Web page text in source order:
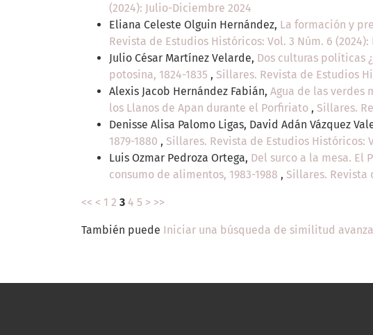
(2024): Julio-Diciembre 2024
Eliana Celeste Olguin Hernández, La formación y
Revista de Estudios Históricos: Vol. 3 Núm. 6 (2024):
Julio César Martínez Velarde, Dos culturas políticas
potosina, 1824-1835 , Sillares. Revista de Estudios
Alexis Jacob Hernández Fabián, Agua de las verdes
los Llanos de Apan durante el Porfiriato , Sillares.
Denisse Alisa Palomo Ligas, David Adán Vázquez
1879-1880 , Sillares. Revista de Estudios Históricos:
Luis Ozmar Pedroza Ortega, Del surco a la mesa. El
consumo de alimentos, 1983-1988 , Sillares. Revista
<< < 1 2 3 4 5 > >>
También puede Iniciar una búsqueda de similitud